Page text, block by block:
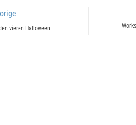
vieren Halloween
Next